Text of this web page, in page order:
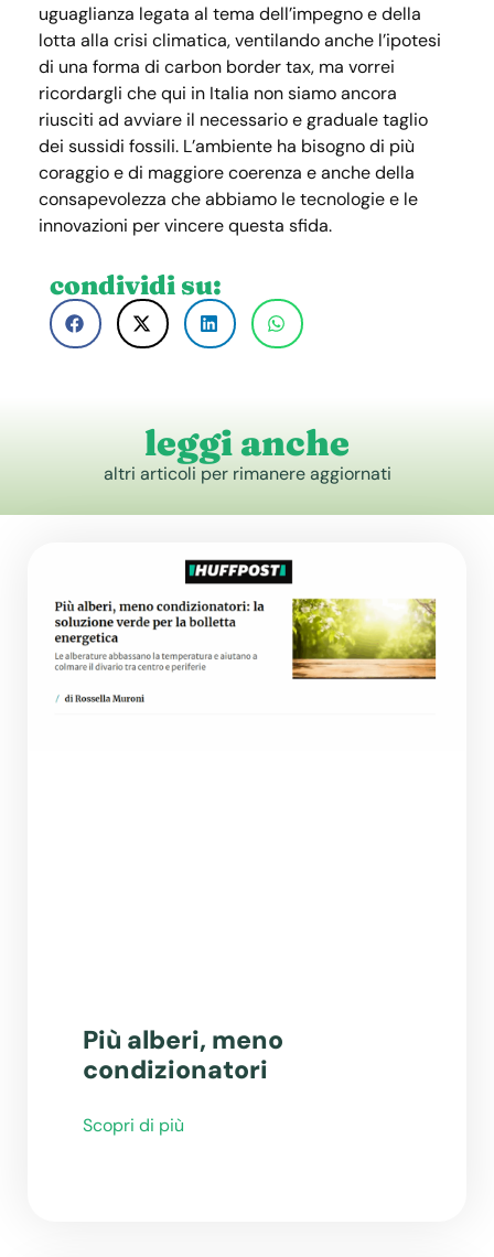
condividi su:
uguaglianza legata al tema dell’impegno e della
lotta alla crisi climatica, ventilando anche l’ipotesi
di una forma di carbon border tax, ma vorrei
ricordargli che qui in Italia non siamo ancora
riusciti ad avviare il necessario e graduale taglio
dei sussidi fossili. L’ambiente ha bisogno di più
coraggio e di maggiore coerenza e anche della
consapevolezza che abbiamo le tecnologie e le
innovazioni per vincere questa sfida.
leggi anche
altri articoli per rimanere aggiornati
Più alberi, meno
condizionatori
Scopri di più